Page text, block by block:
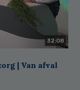
32:08
| Van afval